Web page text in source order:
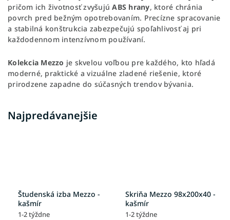
pričom ich životnosť zvyšujúABS hrany, ktoré chránia
povrch pred bežným opotrebovaním. Precízne spracovanie
a stabilná konštrukcia zabezpečujú spoľahlivosť aj pri
každodennom intenzívnom používaní.
Kolekcia Mezzo je skvelou voľbou pre každého, kto hľadá
moderné, praktické a vizuálne zladené riešenie, ktoré
prirodzene zapadne do súčasných trendov bývania.
Najpredávanejšie
Študenská izba Mezzo -
kašmír
1-2 týždne
Skriňa Mezzo 98x200x40 -
kašmír
1-2 týždne